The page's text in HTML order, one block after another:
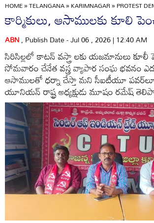
HOME»TELANGANA»KARIMNAGAR»PROTEST
కార్మికులు, ఆసాములకు కూలి
ABN, Publish Date - Jul 06 , 2026 | 12:40 AM
సిరిసిల్లలో కాటన్‌ వస్త్రా లకు యజమానులు
సోమవారం చేనేత వస్త్ర వ్యాపార సంఘ భవనం
ఆసాములతో ధర్నా చేస్తా మని సీఐటీయూ
యూనియన్‌ రాష్ట్ర అధ్యక్షుడు మూషం రమేష్‌